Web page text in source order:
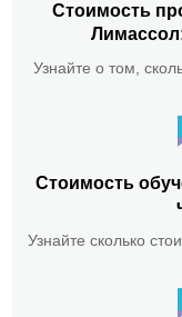
Стоимость
Узнайте о том,
Стоимость
Узнайте сколько